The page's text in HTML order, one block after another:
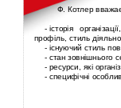
Ф. Котлер
- історія
профіль, стиль
- існуючий стиль
- стан зовнішнього
- ресурси, які
- специфічні